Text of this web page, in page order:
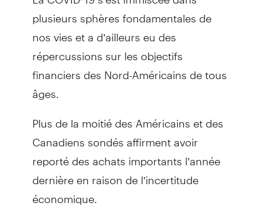
plusieurs sphères fondamentales de
nos vies et a d’ailleurs eu des
répercussions sur les objectifs
financiers des Nord-Américains de tous
âges.
Plus de la moitié des Américains et des
Canadiens sondés affirment avoir
reporté des achats importants l’année
dernière en raison de l’incertitude
économique.